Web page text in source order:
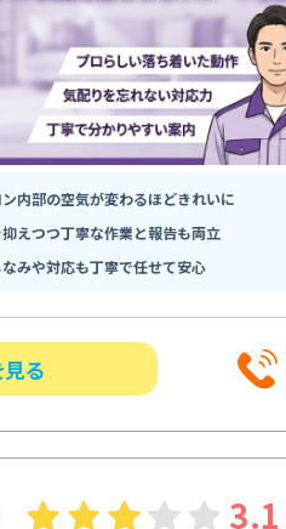
内部の空気が変わるほどきれいに
えつつ丁寧な作業と報告も両立
みや対応も丁寧で任せて安心
る
3.1